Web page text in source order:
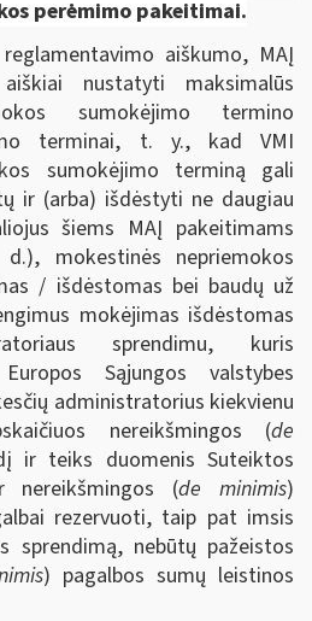
perėmimo pakeitimai.
aiškumo, MAĮ
nustatyti maksimalūs
sumokėjimo termino
terminai, t. y., kad VMI
sumokėjimo terminą gali
ir (arba) išdėstyti ne daugiau
šiems MAĮ pakeitimams
mokestinės nepriemokos
/ išdėstomas bei baudų už
mokėjimas išdėstomas
sprendimu, kuris
Sąjungos valstybes
administratorius kiekvienu
nereikšmingos (de
ir teiks duomenis Suteiktos
nereikšmingos (de minimis)
rezervuoti, taip pat imsis
sprendimą, nebūtų pažeistos
) pagalbos sumų leistinos